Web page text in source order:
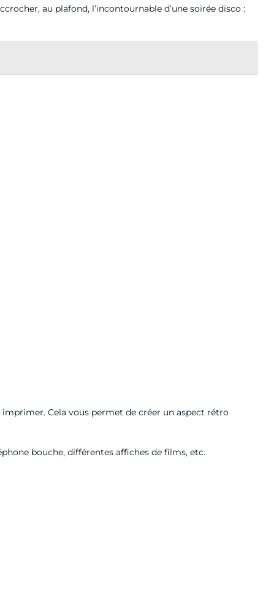
au plafond, l’incontournable d’une soirée disco :
Cela vous permet de créer un aspect rétro
bouche, différentes affiches de films, etc.